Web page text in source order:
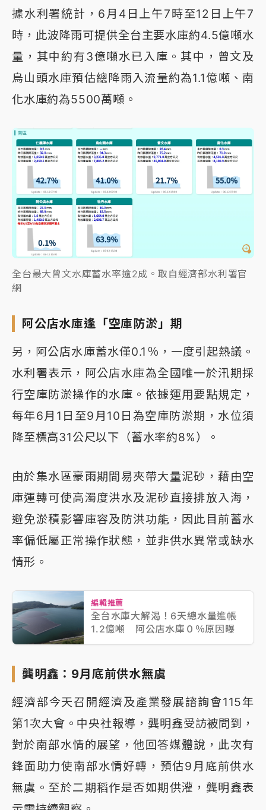
據水利署統計，6月4日上午7時至12日上午7
時，此波降雨可提供全台主要水庫約4.5億噸水
量，其中約有3億噸水已入庫。其中，曾文及
烏山頭水庫預估總降雨入流量約為1.1億噸、南
化水庫約為5500萬噸。
全台最大曾文水庫蓄水率逾2成。取自經濟部水利署官
網
阿公店水庫逢「空庫防淤」期
另，阿公店水庫蓄水僅0.1％，一度引起熱議。
水利署表示，阿公店水庫為全國唯一於汛期採
行空庫防淤操作的水庫。依據運用要點規定，
每年6月1日至9月10日為空庫防淤期，水位須
降至標高31公尺以下（蓄水率約8%）。
由於集水區豪雨期間易夾帶大量泥砂，藉由空
庫運轉可使高濁度洪水及泥砂直接排放入海，
避免淤積影響庫容及防洪功能，因此目前蓄水
率偏低屬正常操作狀態，並非供水異常或缺水
情形。
編輯推薦
全台水庫大解渴！6天總水量進帳
1.2億噸 阿公店水庫０％原因曝
龔明鑫：9月底前供水無虞
經濟部今天召開經濟及產業發展諮詢會115年
第1次大會。中央社報導，龔明鑫受訪被問到，
對於南部水情的展望，他回答媒體說，此次有
鋒面助力使南部水情好轉，預估9月底前供水
無虞。至於二期稻作是否如期供灌，龔明鑫表